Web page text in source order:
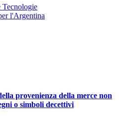
Tecnologie
l'Argentina
provenienza della merce non
o simboli decettivi